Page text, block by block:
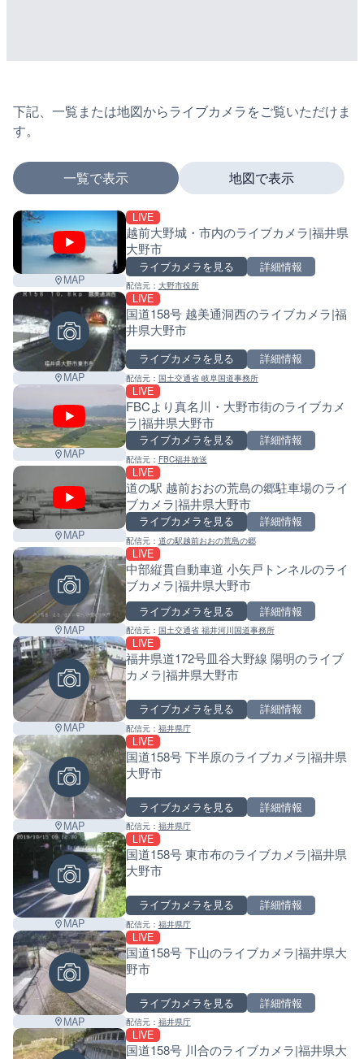
下記、一覧または地図からライブカメラをご覧いただけま
す。
一覧で表示
MAP
LIVE
越前大野城・市内のライブカメラ|福井県
大野市
ライブカメラを見る 詳細情報
配信元： 大野市役所
MAP
LIVE
国道158号 越美通洞西のライブカメラ|福
井県大野市
ライブカメラを見る 詳細情報
配信元： 国土交通省 岐阜国道事務所
MAP
LIVE
FBCより真名川・大野市街のライブカメ
ラ|福井県大野市
ライブカメラを見る 詳細情報
配信元： FBC福井放送
MAP
LIVE
道の駅 越前おおの荒島の郷駐車場のライ
ブカメラ|福井県大野市
ライブカメラを見る 詳細情報
配信元： 道の駅越前おおの荒島の郷
MAP
LIVE
中部縦貫自動車道 小矢戸トンネルのライ
ブカメラ|福井県大野市
ライブカメラを見る 詳細情報
配信元： 国土交通省 福井河川国道事務所
MAP
LIVE
福井県道172号皿谷大野線 陽明のライブ
カメラ|福井県大野市
ライブカメラを見る 詳細情報
配信元： 福井県庁
MAP
LIVE
国道158号 下半原のライブカメラ|福井県
大野市
ライブカメラを見る 詳細情報
配信元： 福井県庁
MAP
LIVE
国道158号 東市布のライブカメラ|福井県
大野市
ライブカメラを見る 詳細情報
配信元： 福井県庁
MAP
LIVE
国道158号 下山のライブカメラ|福井県大
野市
ライブカメラを見る 詳細情報
配信元： 福井県庁
LIVE
国道158号 川合のライブカメラ|福井県大
地図で表示
+
−
マーカーをタップするとライブカメラの詳細が表示さ